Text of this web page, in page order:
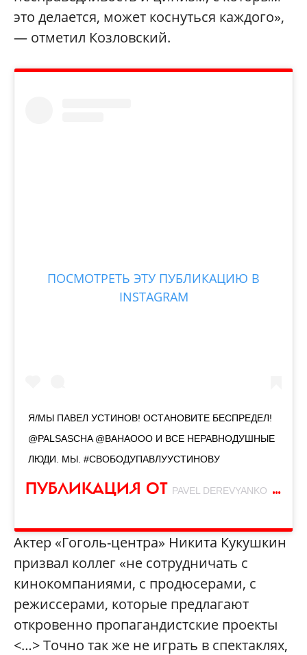
это делается, может коснуться каждого»,
— отметил Козловский.
ПОСМОТРЕТЬ ЭТУ ПУБЛИКАЦИЮ В
INSTAGRAM
Я/МЫ ПАВЕЛ УСТИНОВ! ОСТАНОВИТЕ БЕСПРЕДЕЛ!
@PALSASCHA @BAHAOOO И ВСЕ НЕРАВНОДУШНЫЕ
ЛЮДИ. МЫ. #СВОБОДУПАВЛУУСТИНОВУ
ПУБЛИКАЦИЯ ОТ PAVEL DEREVYANKO
Актер «Гоголь-центра» Никита Кукушкин
призвал коллег «не сотрудничать с
кинокомпаниями, с продюсерами, с
режиссерами, которые предлагают
откровенно пропагандистские проекты
<…> Точно так же не играть в спектаклях,